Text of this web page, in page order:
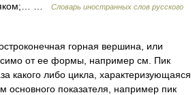
…
Словарь иностранных слов русского
горная вершина, или
от ее формы, например см. Пик
какого либо цикла, характеризующаяся
основного показателя, например пик